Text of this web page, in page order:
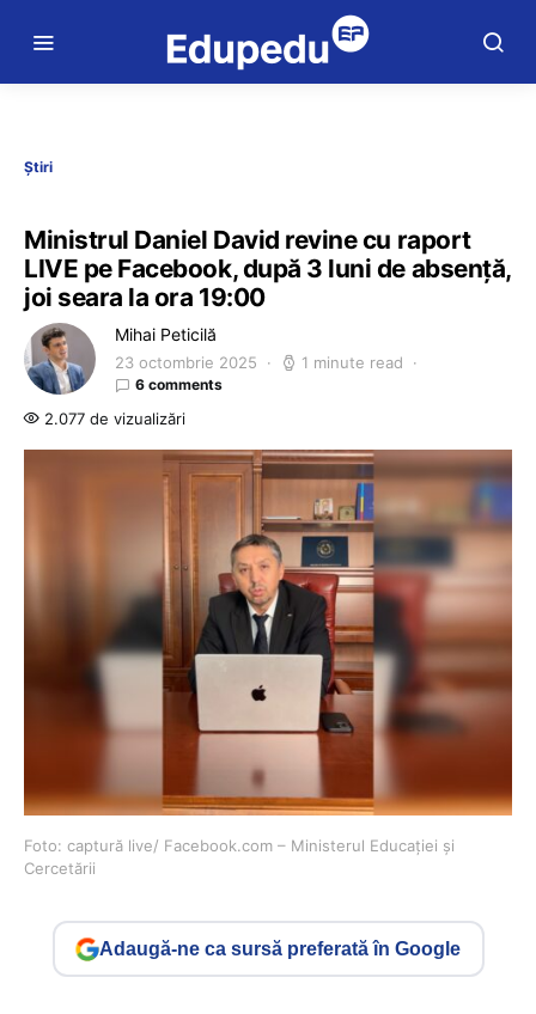
Știri
Ministrul Daniel David revine cu raport
LIVE pe Facebook, după 3 luni de absență,
joi seara la ora 19:00
Mihai Peticilă
23 octombrie 2025 1 minute read
6 comments
2.077 de vizualizări
Foto: captură live/ Facebook.com – Ministerul Educației și
Cercetării
Adaugă-ne ca sursă preferată în Google